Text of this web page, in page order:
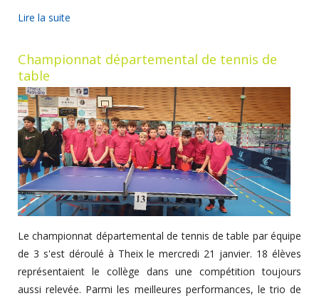
Lire la suite
Championnat départemental de tennis de
table
Le championnat départemental de tennis de table par équipe
de 3 s'est déroulé à Theix le mercredi 21 janvier. 18 élèves
représentaient le collège dans une compétition toujours
aussi relevée. Parmi les meilleures performances, le trio de